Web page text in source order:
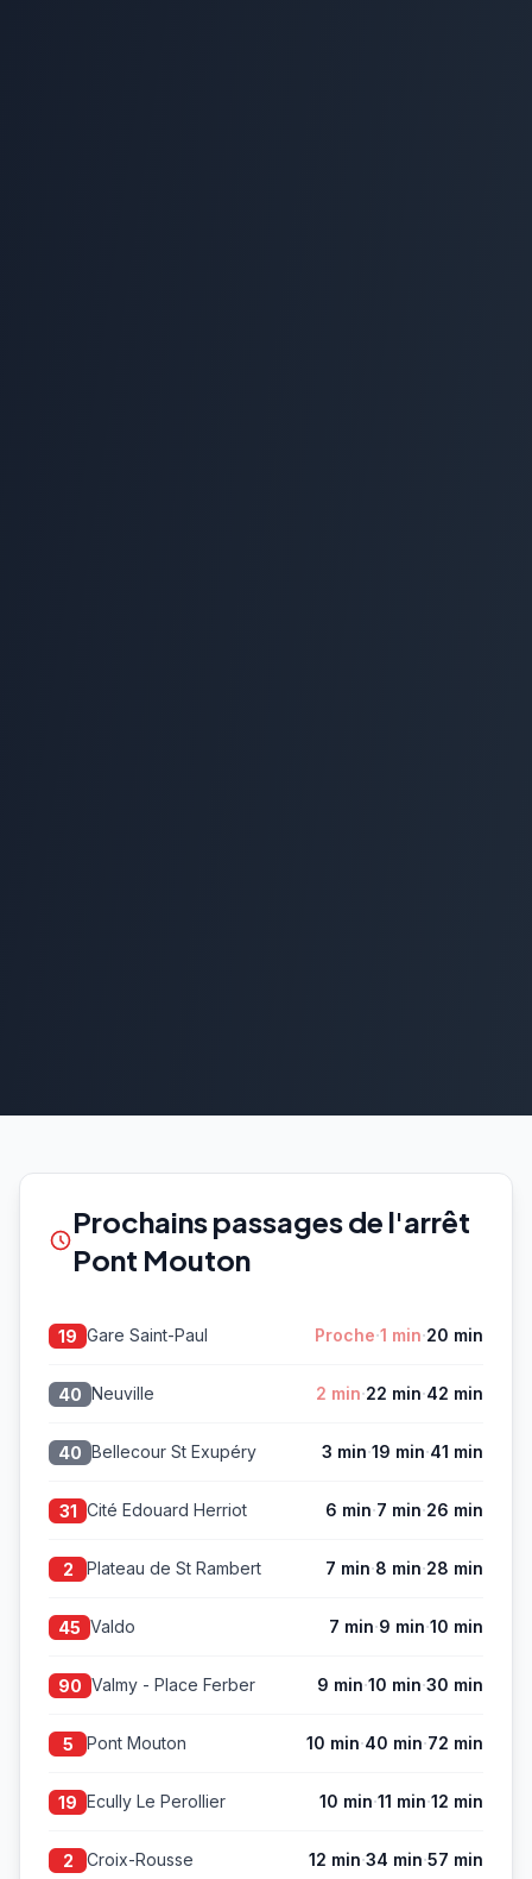
Prochains passages de l'arrêt
Pont Mouton
19 Gare Saint-Paul Proche·1 min·20 min
40 Neuville 2 min·22 min·42 min
40 Bellecour St Exupéry 3 min·19 min·41 min
31 Cité Edouard Herriot 6 min·7 min·26 min
2 Plateau de St Rambert 7 min·8 min·28 min
45 Valdo 7 min·9 min·10 min
90 Valmy - Place Ferber 9 min·10 min·30 min
5 Pont Mouton 10 min·40 min·72 min
19 Ecully Le Perollier 10 min·11 min·12 min
2 Croix-Rousse 12 min·34 min·57 min